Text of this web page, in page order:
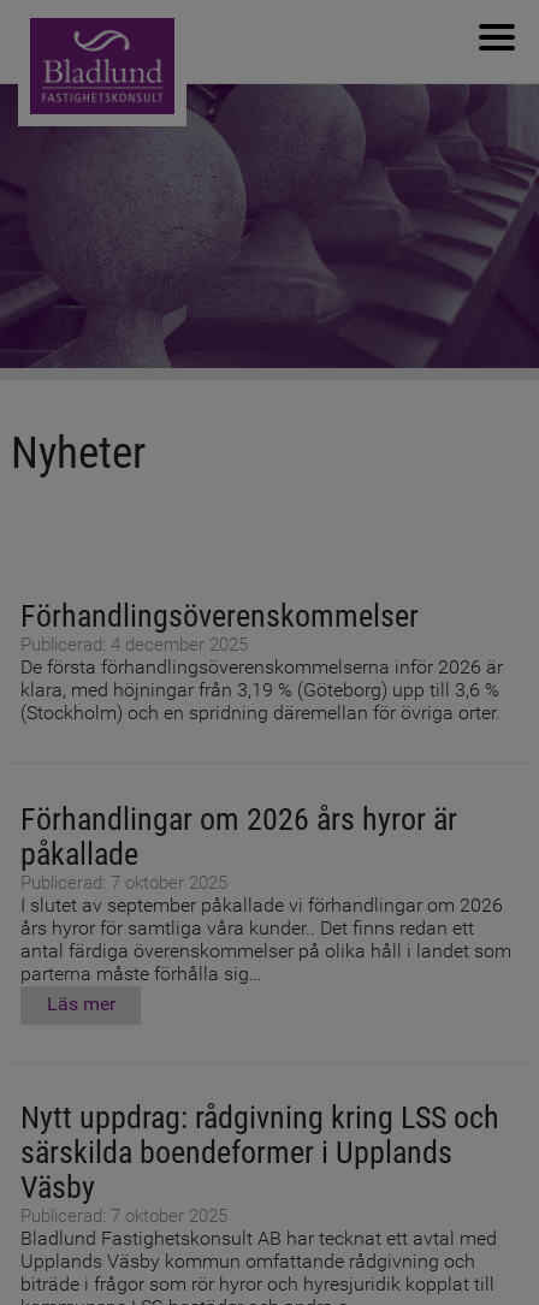
Välkommen
Om bolaget
Produkter & Tjänster
Kontakta oss
Nyheter
Förhandlingsöverenskommelser
Publicerad: 4 december 2025
De första förhandlingsöverenskommelserna inför 2026 är
klara, med höjningar från 3,19 % (Göteborg) upp till 3,6 %
(Stockholm) och en spridning däremellan för övriga orter.
Förhandlingar om 2026 års hyror är
påkallade
Publicerad: 7 oktober 2025
I slutet av september påkallade vi förhandlingar om 2026
års hyror för samtliga våra kunder.. Det finns redan ett
antal färdiga överenskommelser på olika håll i landet som
parterna måste förhålla sig…
Läs mer
Nytt uppdrag: rådgivning kring LSS och
särskilda boendeformer i Upplands
Väsby
Publicerad: 7 oktober 2025
Bladlund Fastighetskonsult AB har tecknat ett avtal med
Upplands Väsby kommun omfattande rådgivning och
biträde i frågor som rör hyror och hyresjuridik kopplat till